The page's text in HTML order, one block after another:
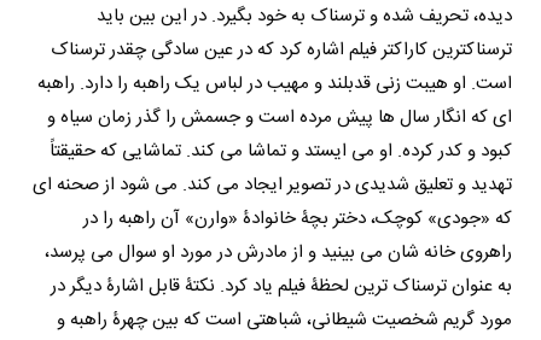
دیده، تحریف شده و ترسناک به خود بگیرد. در این بین باید
ترسناکترین کاراکتر فیلم اشاره کرد که در عین سادگی چقدر ترسناک
است. او هیبت زنی قدبلند و مهیب در لباس یک راهبه را دارد. راهبه
ای که انگار سال ها پیش مرده است و جسمش را گذر زمان سیاه و
کبود و کدر کرده. او می ایستد و تماشا می کند. تماشایی که حقیقتاً
تهدید و تعلیق شدیدی در تصویر ایجاد می کند. می شود از صحنه ای
که «جودی» کوچک، دختر بچۀ خانوادۀ «وارن» آن راهبه را در
راهروی خانه شان می بینید و از مادرش در مورد او سوال می پرسد،
به عنوان ترسناک ترین لحظۀ فیلم یاد کرد. نکتۀ قابل اشارۀ دیگر در
مورد گریم شخصیت شیطانی، شباهتی است که بین چهرۀ راهبه و